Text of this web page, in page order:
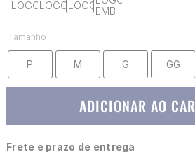
Tamanho
P M G GG
ADICIONAR AO
Frete e prazo de entrega